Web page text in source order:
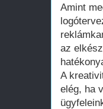
Amint
az
A
elég, ha